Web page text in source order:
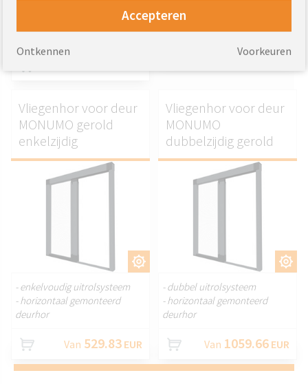
- Geplooid klamboesysteem
- Installatie buiten en binnen de
nis
nis
983.97EUR
AANPASSEN.
Vliegenhor voor deur
MONUMO gerold
enkelzijdig
- enkelvoudig uitrolsysteem
- horizontaal gemonteerd
deurhor
Van 529.83 EUR
AANPASSEN.
Vliegenhor voor deur
MONUMO
dubbelzijdig gerold
- dubbel uitrolsysteem
- horizontaal gemonteerd
deurhor
Van 1059.66 EUR
Accepteren
Voorkeuren
Ontkennen